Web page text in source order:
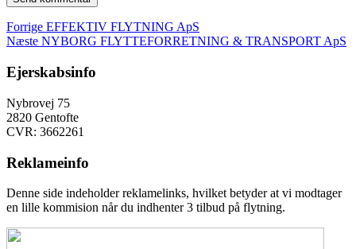
Indlægsnavigation
Forrige Forrige
indlæg:
EFFEKTIV FLYTNING ApS
Næste Næste
NYBORG FLYTTEFORRETNING & TRANSPORT ApS
Ejerskabsinfo
Nybrovej 75
2820 Gentofte
CVR: 3662261
Reklameinfo
Denne side indeholder reklamelinks, hvilket betyder at vi modtager
en lille kommision når du indhenter 3 tilbud på flytning.